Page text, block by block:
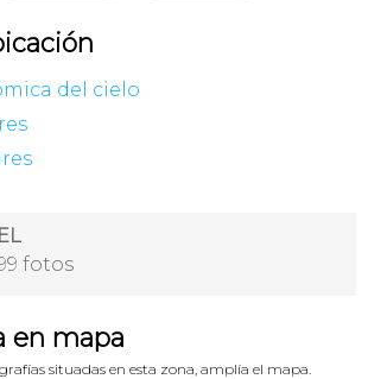
del cielo
fotos
en mapa
situadas en esta zona, amplía el mapa.